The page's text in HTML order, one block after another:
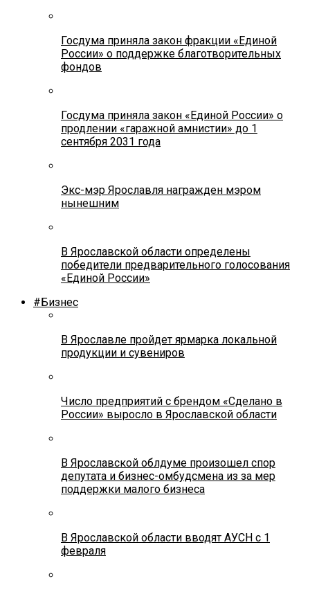
Госдума приняла закон фракции «Единой
России» о поддержке благотворительных
фондов
Госдума приняла закон «Единой России» о
продлении «гаражной амнистии» до 1
сентября 2031 года
Экс-мэр Ярославля награжден мэром
нынешним
В Ярославской области определены
победители предварительного голосования
«Единой России»
#Бизнес
В Ярославле пройдет ярмарка локальной
продукции и сувениров
Число предприятий с брендом «Сделано в
России» выросло в Ярославской области
В Ярославской облдуме произошел спор
депутата и бизнес-омбудсмена из за мер
поддержки малого бизнеса
В Ярославской области вводят АУСН с 1
февраля